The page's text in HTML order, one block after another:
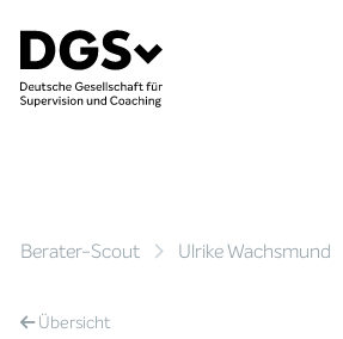
Berater-Scout Ulrike Wachsmund
Übersicht